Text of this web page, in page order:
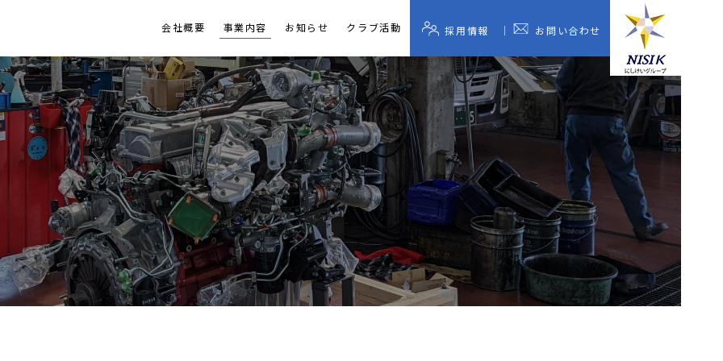
会社概要 事業内容 お知らせ クラブ活動 採用情報 お問い合わせ